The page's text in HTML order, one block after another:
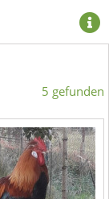
5 gefunden